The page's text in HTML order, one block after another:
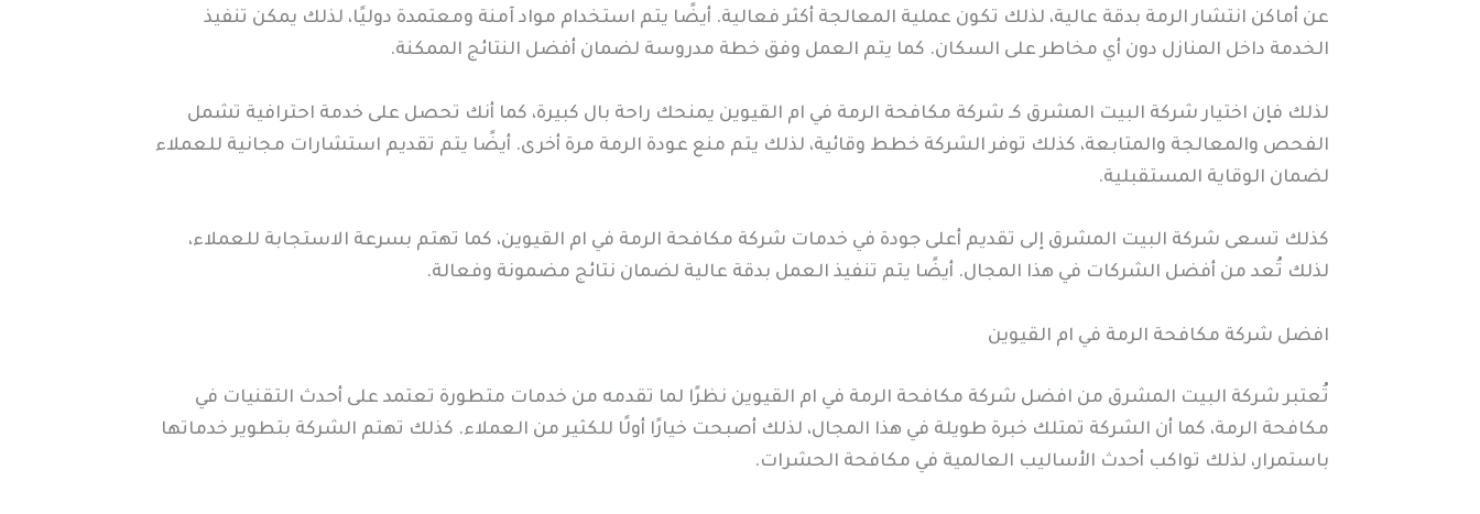
عن أماكن انتشار الرمة بدقة عالية، لذلك تكون عملية المعالجة أكثر فعالية. أيضًا يتم استخدام مواد آمنة ومعتمدة دوليًا، لذلك يمكن تنفيذ
الخدمة داخل المنازل دون أي مخاطر على السكان. كما يتم العمل وفق خطة مدروسة لضمان أفضل النتائج الممكنة.
لذلك فإن اختيار شركة البيت المشرق كـ شركة مكافحة الرمة في ام القيوين يمنحك راحة بال كبيرة، كما أنك تحصل على خدمة احترافية تشمل
الفحص والمعالجة والمتابعة، كذلك توفر الشركة خطط وقائية، لذلك يتم منع عودة الرمة مرة أخرى. أيضًا يتم تقديم استشارات مجانية للعملاء
لضمان الوقاية المستقبلية.
كذلك تسعى شركة البيت المشرق إلى تقديم أعلى جودة في خدمات شركة مكافحة الرمة في ام القيوين، كما تهتم بسرعة الاستجابة للعملاء،
لذلك تُعد من أفضل الشركات في هذا المجال. أيضًا يتم تنفيذ العمل بدقة عالية لضمان نتائج مضمونة وفعالة.
افضل شركة مكافحة الرمة في ام القيوين
تُعتبر شركة البيت المشرق من افضل شركة مكافحة الرمة في ام القيوين نظرًا لما تقدمه من خدمات متطورة تعتمد على أحدث التقنيات في
مكافحة الرمة، كما أن الشركة تمتلك خبرة طويلة في هذا المجال، لذلك أصبحت خيارًا أولًا للكثير من العملاء. كذلك تهتم الشركة بتطوير خدماتها
باستمرار، لذلك تواكب أحدث الأساليب العالمية في مكافحة الحشرات.